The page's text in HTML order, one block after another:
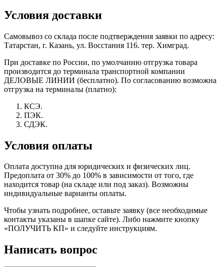
Условия доставки
Самовывоз со склада после подтверждения заявки по адресу:
Татарстан, г. Казань, ул. Восстания 116. тер. Химград.
При доставке по России, по умолчанию отгрузка товара
производится до терминала транспортной компании
ДЕЛОВЫЕ ЛИНИИ (бесплатно). По согласованию возможна
отгрузка на терминалы (платно):
КСЭ.
ПЭК.
СДЭК.
Условия оплаты
Оплата доступна для юридических и физических лиц.
Предоплата от 30% до 100% в зависимости от того, где
находится товар (на складе или под заказ). Возможны
индивидуальные варианты оплаты.
Чтобы узнать подробнее, оставьте заявку (все необходимые
контакты указаны в шапке сайте). Либо нажмите кнопку
«ПОЛУЧИТЬ КП» и следуйте инструкциям.
Написать вопрос